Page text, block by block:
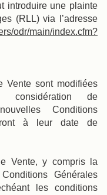
introduire une plainte
(RLL) via l’adresse
odr/main/index.cfm?
Vente sont modifiées
considération de
Conditions
à leur date de
Vente, y compris la
Générales
les conditions